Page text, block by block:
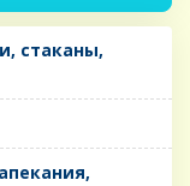
стаканы,